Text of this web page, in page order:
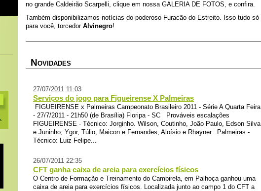
no grande Caldeirão Scarpelli, clique em nossa GALERIA DE FOTOS, e confira.
Também disponibilizamos notícias do poderoso Furacão do Estreito. Isso tudo só
para você, torcedor Alvinegro!
NOVIDADES
27/07/2011 11:03
Serviços do jogo para Figueirense X Palmeiras
FIGUEIRENSE x Palmeiras Campeonato Brasileiro 2011 - Série A Quarta Feira
- 27/7/2011 - 21h50 (de Brasília) Floripa - SC Prováveis escalações
FIGUEIRENSE - Técnico: Jorginho. Wilson, Coutinho, João Paulo, Edson Silva
e Juninho; Ygor, Túlio, Maicon e Fernandes; Aloísio e Rhayner. Palmeiras -
Técnico: Luiz Felipe...
26/07/2011 22:35
CFT ganha caixa de areia para exercícios físicos
O Centro de Formação e Treinamento do Cambirela, em Palhoça ganhou uma
caixa de areia para exercícios físicos. Localizada junto ao campo 1 do CFT a